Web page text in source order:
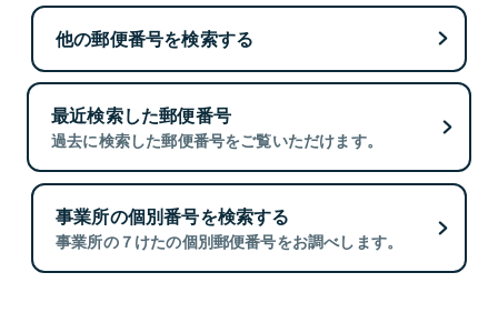
他の郵便番号を検索する
最近検索した郵便番号
過去に検索した郵便番号をご覧いただけます。
事業所の個別番号を検索する
事業所の７けたの個別郵便番号をお調べします。